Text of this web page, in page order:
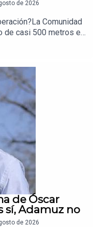
de 2026
Comunidad
de casi 500 metros en
reuniones
la sede
hace las preguntas
de Óscar
sí, Adamuz no
de 2026